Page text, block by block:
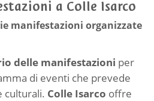
a Colle Isarco
manifestazioni organizzate
delle manifestazioni per
di eventi che prevede
culturali. Colle Isarco offre